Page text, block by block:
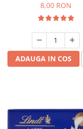
8,00 RON
ADAUGA IN COS